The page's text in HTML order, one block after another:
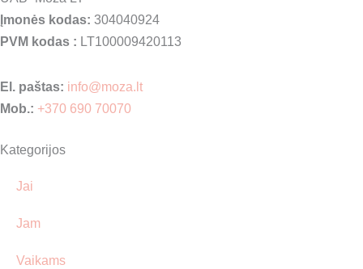
Įmonės kodas: 304040924
PVM kodas : LT100009420113
El. paštas: info@moza.lt
Mob.: +370 690 70070
Kategorijos
Jai
Jam
Vaikams